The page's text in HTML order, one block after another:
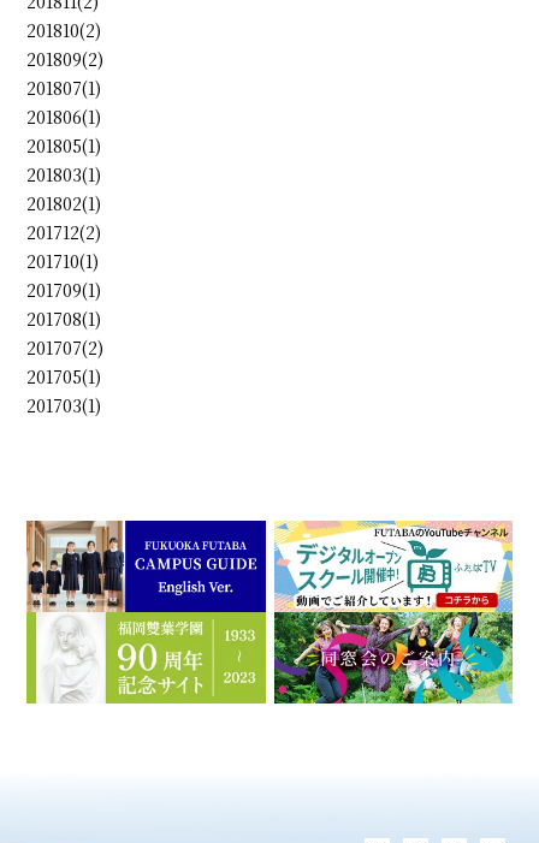
201810(2)
201809(2)
201807(1)
201806(1)
201805(1)
201803(1)
201802(1)
201712(2)
201710(1)
201709(1)
201708(1)
201707(2)
201705(1)
201703(1)